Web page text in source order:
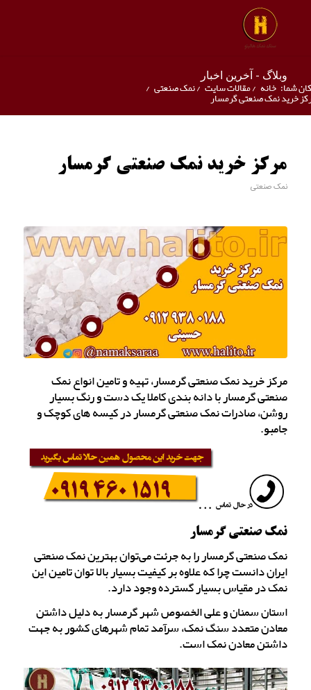
وبلاگ - آخرین اخبار
شما: خانه /مقالات سایت /نمک صنعتی /
خرید نمک صنعتی گرمسار
مرکز خرید نمک صنعتی گرمسار
نمک صنعتی
مرکز خرید نمک صنعتی گرمسار، تهیه و تامین انواع نمک
صنعتی گرمسار با دانه بندی کاملا یک دست و رنگ بسیار
روشن، صادرات نمک صنعتی گرمسار در کیسه های کوچک و
جامبو.
نمک صنعتی گرمسار
نمک صنعتی گرمسار را به جرئت می‌توان بهترین نمک صنعتی
ایران دانست چرا که علاوه بر کیفیت بسیار بالا توان تامین این
نمک در مقیاس بسیار گسترده وجود دارد.
استان سمنان و علی الخصوص شهر گرمسار به دلیل داشتن
معادن متعدد سنگ نمک، سرآمد تمام شهرهای کشور به جهت
داشتن معادن نمک است.